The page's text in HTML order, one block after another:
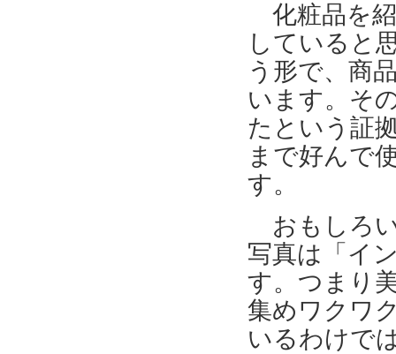
化粧品を
していると
う形で、商
います。そ
たという証
まで好んで
す。
おもしろ
写真は「イ
す。つまり
集めワクワ
いるわけで